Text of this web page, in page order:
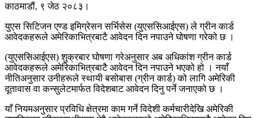
काठमाडौं, ९ जेठ २०८३।
युएस सिटिजन एण्ड इमिग्रेसन सर्भिसेस (युएससिआईएस) ले ग्रीन कार्ड
आवेदकहरूले अमेरिकाभित्रबाटै आवेदन दिन नपाउने घोषणा गरेको छ ।
(युएससिआईएस) शुक्रबार घोषणा गरेअनुसार अब अधिकांश ग्रीन कार्ड
आवेदकहरूले अमेरिकाभित्रबाटै आवेदन दिन नपाउने भएको हो । नयाँ
नीतिअनुसार उनीहरूले स्थायी बसोबास (ग्रीन कार्ड) को लागि अमेरिकी
दूतावास वा कन्सुलेटमार्फत विदेशबाट आवेदन दिनु पर्ने जनाएको छ ।
याँ नियमअनुसार प्रविधि क्षेत्रमा काम गर्ने विदेशी कर्मचारीदेखि अमेरिकी